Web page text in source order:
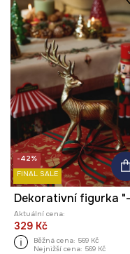
-42%
FINAL SALE
Aktuální cena:
329 Kč
Běžná cena: 569 Kč
Nejnižší cena: 569 Kč